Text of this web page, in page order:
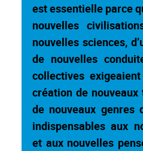
est essentielle parce
nouvelles
nouvelles sciences,
de nouvelles
collectives
création de
de nouveaux genres
indispensables aux
et aux nouvelles